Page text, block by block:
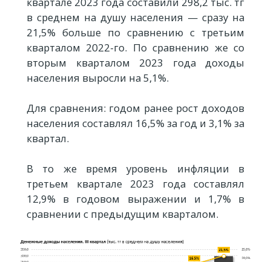
в среднем на душу населения — сразу на
21,5% больше по сравнению с третьим
кварталом 2022-го. По сравнению же со
вторым кварталом 2023 года доходы
населения выросли на 5,1%.
Для сравнения: годом ранее рост доходов
населения составлял 16,5% за год и 3,1% за
квартал.
В то же время уровень инфляции в
третьем квартале 2023 года составлял
12,9% в годовом выражении и 1,7% в
сравнении с предыдущим кварталом.